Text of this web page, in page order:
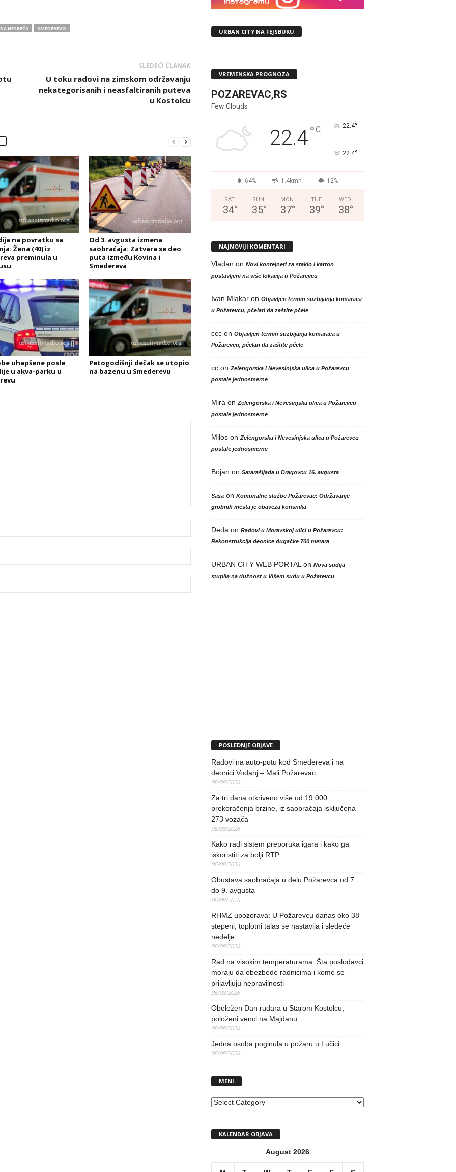
NESREĆA SMEDEREVO
SLEDEĆI ČLANAK
U toku radovi na zimskom održavanju
nekategorisanih i neasfaltiranih puteva
u Kostolcu
na povratku sa
Žena (40) iz
preminula u
Od 3. avgusta izmena
saobraćaja: Zatvara se deo
puta između Kovina i
Smedereva
uhapšene posle
u akva-parku u
Petogodišnji dečak se utopio
na bazenu u Smederevu
URBAN CITY NA FEJSBUKU
VREMENSKA PROGNOZA
POZAREVAC,RS
Few Clouds
22.4°C 22.4°
22.4°
64% 1.4kmh 12%
SAT
34°
SUN
35°
MON
37°
TUE
39°
WED
38°
NAJNOVIJI KOMENTARI
Vladan on Novi kontejneri za staklo i karton
postavljeni na više lokacija u Požarevcu
Ivan Mlakaron Objavljen termin suzbijanja komaraca
u Požarevcu, pčelari da zaštite pčele
cccon Objavljen termin suzbijanja komaraca u
Požarevcu, pčelari da zaštite pčele
ccon Zelengorska i Nevesinjska ulica u Požarevcu
postale jednosmerne
Mira on Zelengorska i Nevesinjska ulica u Požarevcu
postale jednosmerne
Miloson Zelengorska i Nevesinjska ulica u Požarevcu
postale jednosmerne
Bojan on Satarašijada u Dragovcu 16. avgusta
Sasaon Komunalne službe Požarevac: Održavanje
grobnih mesta je obaveza korisnika
Deda on Radovi u Moravskoj ulici u Požarevcu:
Rekonstrukcija deonice dugačke 700 metara
URBAN CITY WEB PORTAL on Nova sudija
stupila na dužnost u Višem sudu u Požarevcu
POSLEDNJE OBJAVE
Radovi na auto-putu kod Smedereva i na
deonici Vodanj – Mali Požarevac
06/08/2026
Za tri dana otkriveno više od 19.000
prekoračenja brzine, iz saobraćaja isključena
273 vozača
06/08/2026
Kako radi sistem preporuka igara i kako ga
iskoristiti za bolji RTP
06/08/2026
Obustava saobraćaja u delu Požarevca od 7.
do 9. avgusta
06/08/2026
RHMZ upozorava: U Požarevcu danas oko 38
stepeni, toplotni talas se nastavlja i sledeće
nedelje
06/08/2026
Rad na visokim temperaturama: Šta poslodavci
moraju da obezbede radnicima i kome se
prijavljuju nepravilnosti
06/08/2026
Obeležen Dan rudara u Starom Kostolcu,
položeni venci na Majdanu
06/08/2026
Jedna osoba poginula u požaru u Lučici
06/08/2026
MENI
MENI
KALENDAR OBJAVA
August 2026